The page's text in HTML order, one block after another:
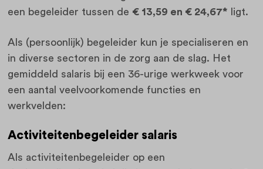
een begeleider tussen de € 13,59 en € 24,67* ligt.
Als (persoonlijk) begeleider kun je specialiseren en
in diverse sectoren in de zorg aan de slag. Het
gemiddeld salaris bij een 36-urige werkweek voor
een aantal veelvoorkomende functies en
werkvelden:
Activiteitenbegeleider salaris
Als activiteitenbegeleider op een